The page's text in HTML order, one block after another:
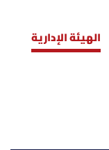
الهيئة الإدارية